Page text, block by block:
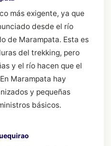
más exigente, ya que
desde el río
de Marampata. Esta es
del trekking, pero
y el río hacen que el
Marampata hay
y pequeñas
básicos.